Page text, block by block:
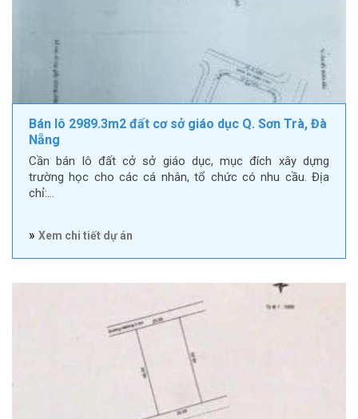
Bán lô 2989.3m2 đất cơ sở giáo dục Q. Sơn Trà, Đà
Nẵng
Cần bán lô đất cở sở giáo dục, mục đích xây dựng
trường học cho các cá nhân, tổ chức có nhu cầu. Địa
chỉ:…
» Xem chi tiết dự án